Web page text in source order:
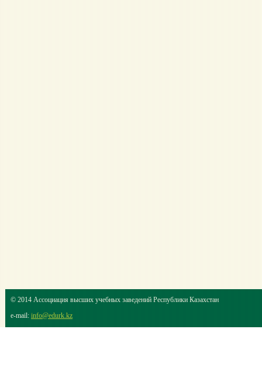
© 2014 Ассоциация высших учебных заведений Республики Казахстан
e-mail: info@edurk.kz